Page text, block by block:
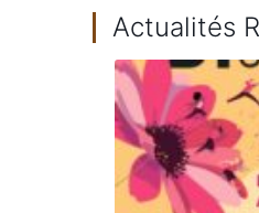
Actualités